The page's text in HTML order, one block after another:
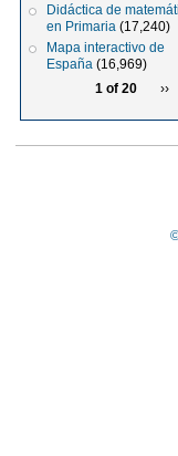
Didáctica de
en Primaria (17,240)
Mapa interactivo de
España (16,969)
1 of 20
››